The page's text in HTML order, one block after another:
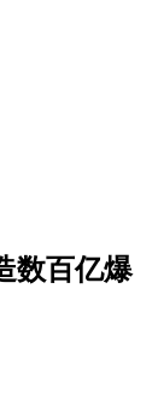
数百亿爆